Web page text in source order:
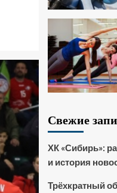
Свежие
ХК «Сибирь»:
и история
Трёхкратный